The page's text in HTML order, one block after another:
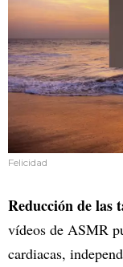
Felicidad
Reducción de las
vídeos de ASMR
cardiacas,